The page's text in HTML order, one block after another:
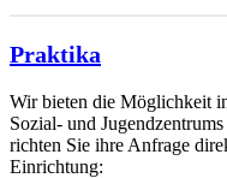
Praktika
Wir bieten die Möglichkeit
Sozial- und
richten Sie ihre Anfrage
Einrichtung: